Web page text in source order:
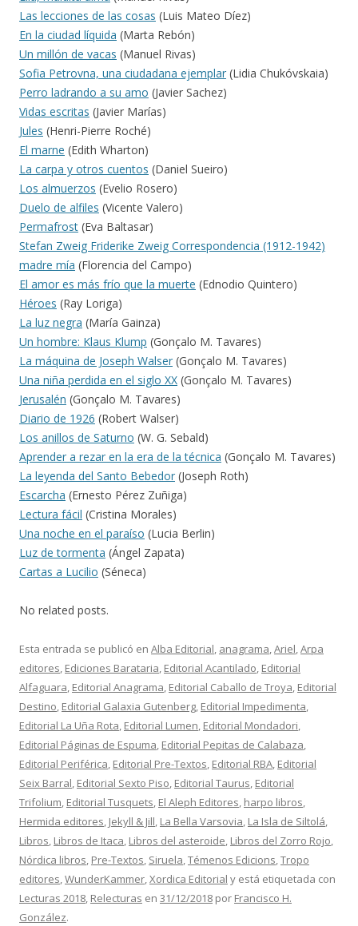
Las lecciones de las cosas (Luis Mateo Díez)
En la ciudad líquida (Marta Rebón)
Un millón de vacas (Manuel Rivas)
Sofia Petrovna, una ciudadana ejemplar (Lidia Chukóvskaia)
Perro ladrando a su amo (Javier Sachez)
Vidas escritas (Javier Marías)
Jules (Henri-Pierre Roché)
El marne (Edith Wharton)
La carpa y otros cuentos (Daniel Sueiro)
Los almuerzos (Evelio Rosero)
Duelo de alfiles (Vicente Valero)
Permafrost (Eva Baltasar)
Stefan Zweig Friderike Zweig Correspondencia (1912-1942)
madre mía (Florencia del Campo)
El amor es más frío que la muerte (Ednodio Quintero)
Héroes (Ray Loriga)
La luz negra (María Gainza)
Un hombre: Klaus Klump (Gonçalo M. Tavares)
La máquina de Joseph Walser (Gonçalo M. Tavares)
Una niña perdida en el siglo XX (Gonçalo M. Tavares)
Jerusalén (Gonçalo M. Tavares)
Diario de 1926 (Robert Walser)
Los anillos de Saturno (W. G. Sebald)
Aprender a rezar en la era de la técnica (Gonçalo M. Tavares)
La leyenda del Santo Bebedor (Joseph Roth)
Escarcha (Ernesto Pérez Zuñiga)
Lectura fácil (Cristina Morales)
Una noche en el paraíso (Lucia Berlin)
Luz de tormenta (Ángel Zapata)
Cartas a Lucilio (Séneca)
No related posts.
Esta entrada se publicó en Alba Editorial, anagrama,Ariel,Arpa
editores, Ediciones Barataria, Editorial Acantilado, Editorial
Alfaguara, Editorial Anagrama, Editorial Caballo de Troya, Editorial
Destino, Editorial Galaxia Gutenberg, Editorial Impedimenta,
Editorial La Uña Rota, Editorial Lumen, Editorial Mondadori,
Editorial Páginas de Espuma, Editorial Pepitas de Calabaza,
Editorial Periférica, Editorial Pre-Textos, Editorial RBA, Editorial
Seix Barral, Editorial Sexto Piso, Editorial Taurus, Editorial
Trifolium, Editorial Tusquets, El Aleph Editores, harpo libros,
Hermida editores, Jekyll & Jill, La Bella Varsovia, La Isla de Siltolá,
Libros, Libros de Itaca, Libros del asteroide, Libros del Zorro Rojo,
Nórdica libros, Pre-Textos, Siruela,Témenos Edicions,Tropo
editores,WunderKammer,Xordica Editorial y está etiquetada con
Lecturas 2018, Relecturas en 31/12/2018 por Francisco H.
González.